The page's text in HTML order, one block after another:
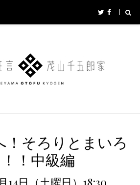
！そろりとまいろ
！中級編